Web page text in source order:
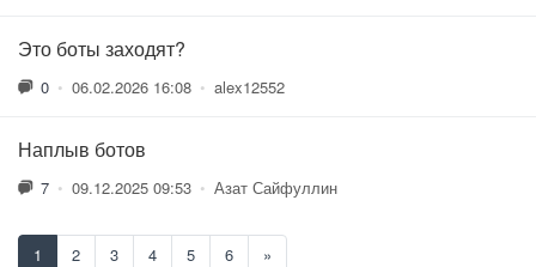
Это боты заходят?
0 • 06.02.2026 16:08 • alex12552
Наплыв ботов
7 • 09.12.2025 09:53 • Азат Сайфуллин
1 2 3 4 5 6 »